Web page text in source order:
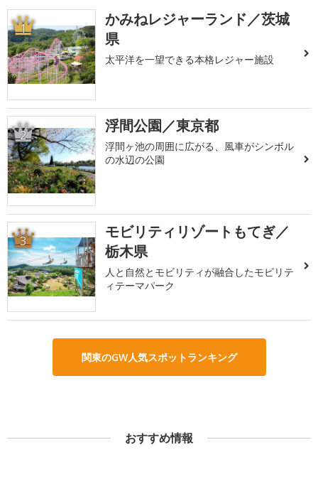
1
かみねレジャーランド／茨城
県
太平洋を一望できる本格レジャー施設
2 浮間公園／東京都
浮間ヶ池の周囲に広がる、風車がシンボル
の水辺の公園
3
モビリティリゾートもてぎ／
栃木県
人と自然とモビリティが融合したモビリテ
ィテーマパーク
関東のGW人気スポットランキング
おすすめ情報